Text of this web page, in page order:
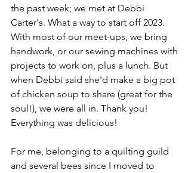
the past week; we met at Debbi
Carter's. What a way to start off 2023.
With most of our meet-ups, we bring
handwork, or our sewing machines with
projects to work on, plus a lunch. But
when Debbi said she'd make a big pot
of chicken soup to share (great for the
soul!), we were all in. Thank you!
Everything was delicious!
For me, belonging to a quilting guild
and several bees since I moved to